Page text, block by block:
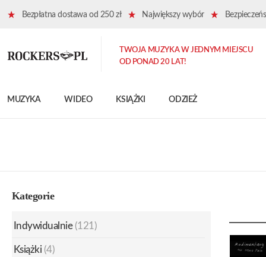
Bezpłatna dostawa od 250 zł Największy wybór
MUZYKA WIDEO KSIĄŻKI ODZIEŻ
TWOJA MUZYKA W JEDNYM MIEJSCU
OD PONAD 20 LAT!
Kategorie
Indywidualnie (121)
Książki (4)